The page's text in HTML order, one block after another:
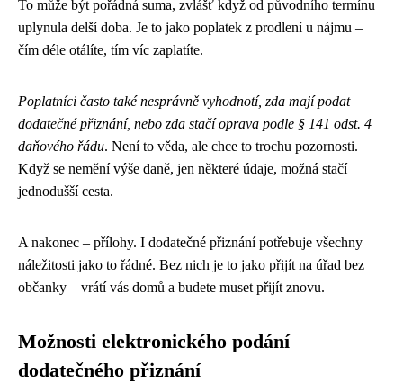
To může být pořádná suma, zvlášť když od původního termínu
uplynula delší doba. Je to jako poplatek z prodlení u nájmu –
čím déle otálíte, tím víc zaplatíte.
Poplatníci často také nesprávně vyhodnotí, zda mají podat
dodatečné přiznání, nebo zda stačí oprava podle § 141 odst. 4
daňového řádu. Není to věda, ale chce to trochu pozornosti.
Když se nemění výše daně, jen některé údaje, možná stačí
jednodušší cesta.
A nakonec – přílohy. I dodatečné přiznání potřebuje všechny
náležitosti jako to řádné. Bez nich je to jako přijít na úřad bez
občanky – vrátí vás domů a budete muset přijít znovu.
Možnosti elektronického podání
dodatečného přiznání